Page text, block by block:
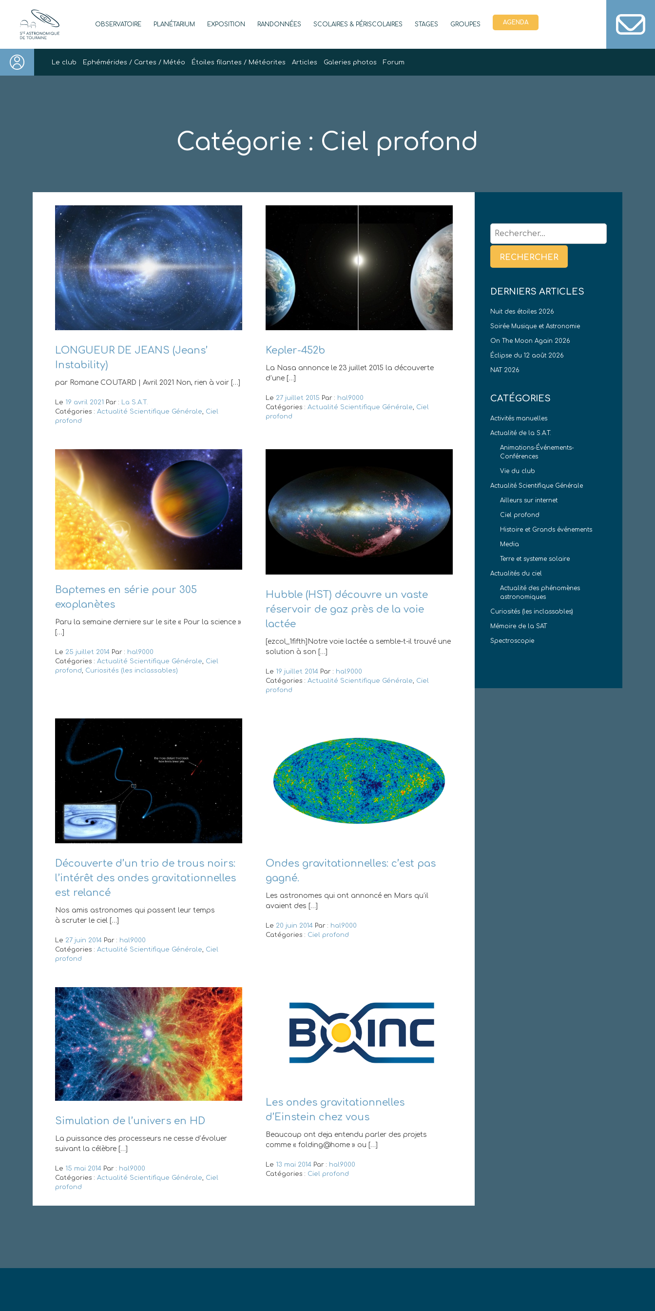
content
Société Astronomique de Touraine
Un regard plus NET sur notre univers
OBSERVATOIRE PLANÉTARIUM EXPOSITION RANDONNÉES SCOLAIRES & PÉRISCOLAIRES STAGES GROUPES AGENDA
Le club Ephémérides / Cartes / Météo Étoiles filantes / Météorites Articles Galeries photos Forum
Catégorie : Ciel profond
LONGUEUR DE JEANS (Jeans’
Instability)
par Romane COUTARD | Avril 2021 Non, rien à voir […]
Le 19 avril 2021 Par : La S.A.T.
Catégories : Actualité Scientifique Générale, Ciel
profond
Kepler-452b
La Nasa annonce le 23 juillet 2015 la découverte
d’une […]
Le 27 juillet 2015 Par : hal9000
Catégories : Actualité Scientifique Générale, Ciel
profond
Baptemes en série pour 305
exoplanètes
Paru la semaine derniere sur le site « Pour la science »
[…]
Le 25 juillet 2014Par : hal9000
Catégories : Actualité Scientifique Générale, Ciel
profond, Curiosités (les inclassables)
Hubble (HST) découvre un vaste
réservoir de gaz près de la voie
lactée
[ezcol_1fifth]Notre voie lactée a semble-t-il trouvé une
solution à son […]
Le 19 juillet 2014Par : hal9000
Catégories : Actualité Scientifique Générale
Ciel
profond
Découverte d’un trio de trous noirs:
l’intérêt des ondes gravitationnelles
est relancé
Nos amis astronomes qui passent leur temps
à scruter le ciel […]
Le 27 juin 2014Par : hal9000
Catégories : Actualité Scientifique Générale
Ciel
profond
Ondes gravitationnelles: c’est pas
gagné.
Les astronomes qui ont annoncé en Mars qu’il
avaient des […]
Le 20 juin 2014Par : hal9000
Catégories : Ciel profond
Simulation de l’univers en HD
La puissance des processeurs ne cesse d’évoluer
suivant la célèbre […]
Le 15 mai 2014Par : hal9000
Catégories : Actualité Scientifique Générale, Ciel
profond
Les ondes gravitationnelles
d’Einstein chez vous
Beaucoup ont deja entendu parler des projets
comme « folding@home » ou […]
Le 13 mai 2014Par : hal9000
Catégories : Ciel profond
Rechercher :
DERNIERS ARTICLES
Nuit des étoiles 2026
Soirée Musique et Astronomie
On The Moon Again 2026
Éclipse du 12 août 2026
NAT 2026
CATÉGORIES
Activités manuelles
Actualité de la S.A.T.
Animations-Événements-
Conférences
Vie du club
Actualité Scientifique Générale
Ailleurs sur internet
Ciel profond
Histoire et Grands événements
Media
Terre et systeme solaire
Actualités du ciel
Actualité des phénomènes
astronomiques
Curiosités (les inclassables)
Mémoire de la SAT
Spectroscopie